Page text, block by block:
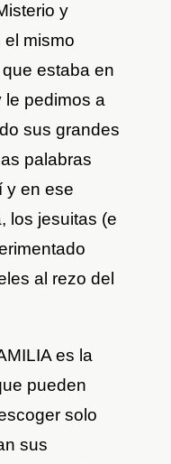
y
mismo
estaba en
le pedimos a
sus grandes
palabras
y en ese
los jesuitas (e
al rezo del
es la
pueden
solo
sus